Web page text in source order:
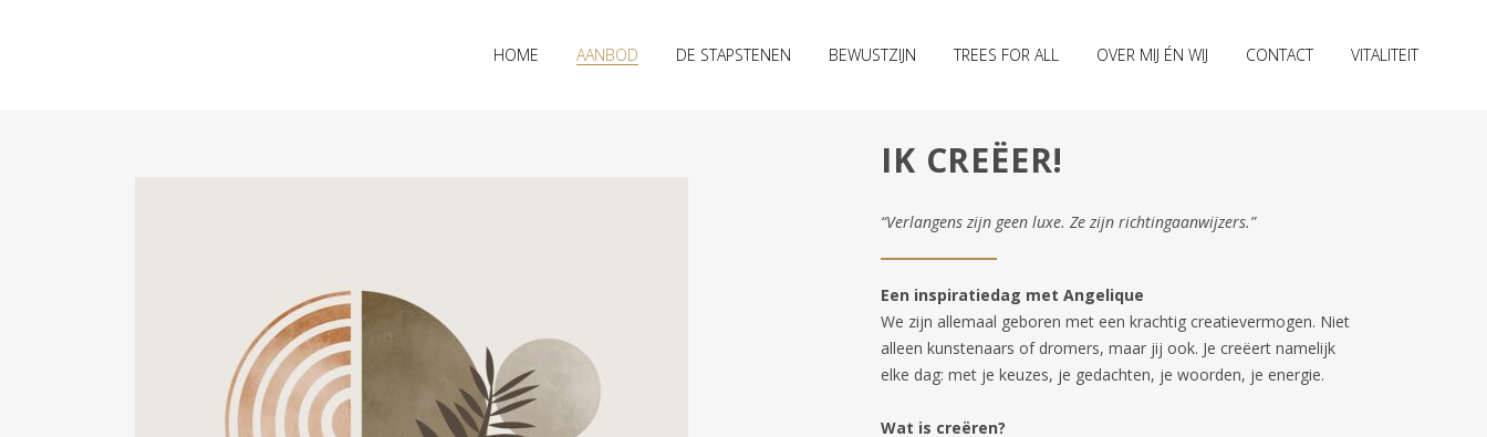
HOME AANBOD DE STAPSTENEN BEWUSTZIJN TREES FOR ALL OVER MIJ ÉN WIJ CONTACT VITALITEIT
IK CREËER!
“Verlangens zijn geen luxe. Ze zijn richtingaanwijzers.”
Een inspiratiedag met Angelique
We zijn allemaal geboren met een krachtig creatievermogen. Niet
alleen kunstenaars of dromers, maar jij ook. Je creëert namelijk
elke dag: met je keuzes, je gedachten, je woorden, je energie.
Wat is creëren?